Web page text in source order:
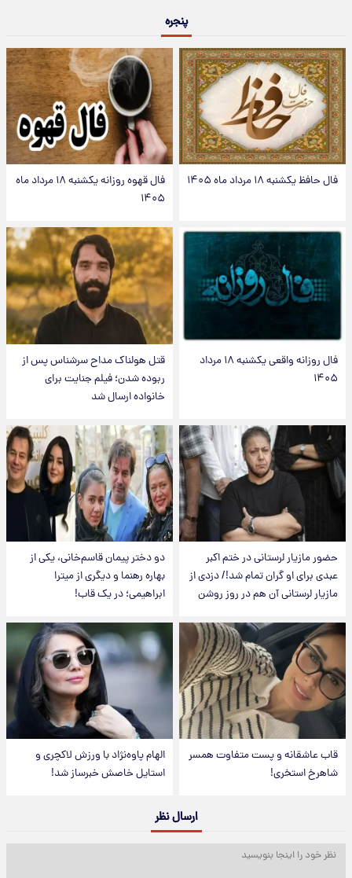
پنجره
فال حافظ یکشنبه ۱۸ مرداد ماه ۱۴۰۵
فال قهوه روزانه یکشنبه ۱۸ مرداد ماه
۱۴۰۵
فال روزانه واقعی یکشنبه ۱۸ مرداد
۱۴۰۵
قتل هولناک مداح سرشناس پس از
ربوده شدن؛ فیلم جنایت برای
خانواده ارسال شد
حضور مازیار لرستانی در ختم اکبر
عبدی برای او گران تمام شد!/ دزدی از
مازیار لرستانی آن هم در روز روشن
دو دختر پیمان قاسم‌خانی، یکی از
بهاره رهنما و دیگری از میترا
ابراهیمی؛ در یک قاب!
قاب عاشقانه و پست متفاوت همسر
شاهرخ استخری!
الهام پاوه‌نژاد با ورزش لاکچری و
استایل خاصش خبرساز شد!
ارسال نظر